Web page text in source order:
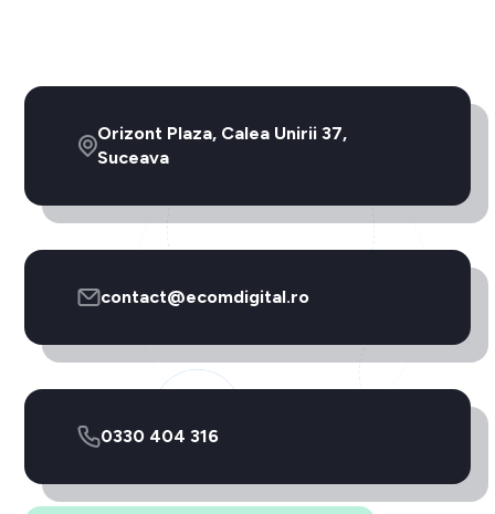
Orizont Plaza, Calea Unirii 37,
Suceava
contact@ecomdigital.ro
0330 404 316